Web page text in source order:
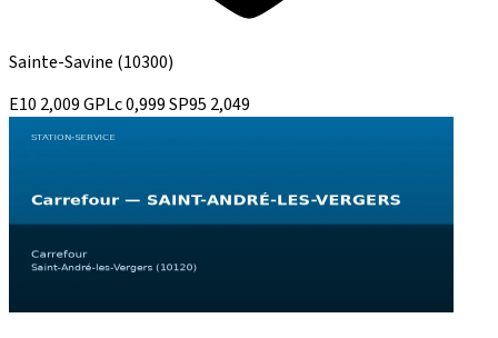
Sainte-Savine (10300)
E10 2,009GPLc0,999SP95 2,049